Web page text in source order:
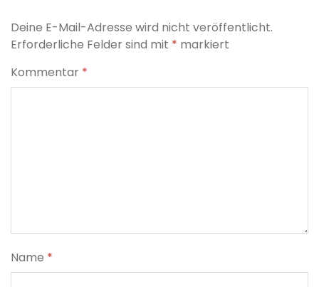
Deine E-Mail-Adresse wird nicht veröffentlicht.
Erforderliche Felder sind mit * markiert
Kommentar *
Name *